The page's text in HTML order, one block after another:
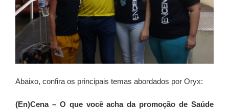
Abaixo, confira os principais temas abordados por Oryx:
(En)Cena– O que você acha da promoção de Saúde